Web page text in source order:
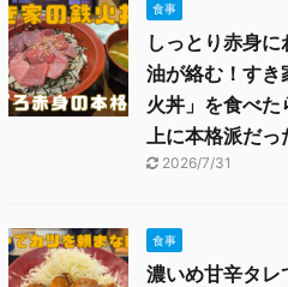
食事
しっとり赤身に
油が絡む！すき
火丼」を食べた
上に本格派だっ
2026/7/31
食事
濃いめ甘辛タレ